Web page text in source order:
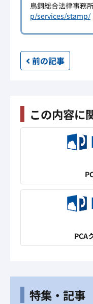
鳥飼総合法律事務
p/services/stamp/
前の記事
この内容に
PCA
特集・記事